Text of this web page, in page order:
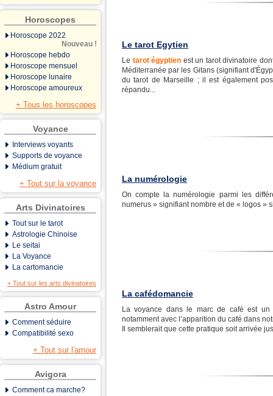
Horoscopes
Horoscope 2022
Nouveau !
Horoscope hebdo
Horoscope mensuel
Horoscope lunaire
Horoscope amoureux
+ Tous les horoscopes
Voyance
Interviews voyants
Supports de voyance
Médium gratuit
+ Tout sur la voyance
Arts Divinatoires
Tout sur le tarot
Astrologie Chinoise
Le seitai
La Voyance
La cartomancie
+ Tout sur les arts divinatoires
Astro Amour
Comment séduire
Compatibilité sexo
+ Tout sur l'amour
Avigora
Comment ca marche?
Le tarot Egytien
Le tarot égyptien est un tarot divinatoire
Méditerranée par les Gitans (signifiant
du tarot de Marseille ; il est également
répandu...
La numérologie
On compte la numérologie parmi les
numerus » signifiant nombre et de « logos »
La cafédomancie
La voyance dans le marc de café est
notamment avec l’apparition du café dans
Il semblerait que cette pratique soit arrivée